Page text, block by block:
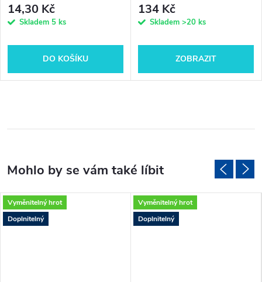
14,30 Kč
Skladem 5 ks
DO KOŠÍKU
134 Kč
Skladem >20 ks
ZOBRAZIT
Vyměnitelný hrot
Doplnitelný
Vyměnitelný hrot
Doplnitelný